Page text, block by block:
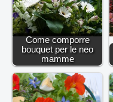
Come comporre
bouquet per le neo
mamme